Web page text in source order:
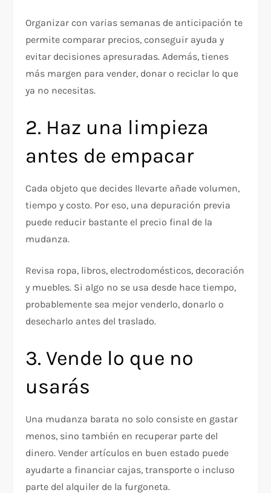
Organizar con varias semanas de anticipación te
permite comparar precios, conseguir ayuda y
evitar decisiones apresuradas. Además, tienes
más margen para vender, donar o reciclar lo que
ya no necesitas.
2. Haz una limpieza
antes de empacar
Cada objeto que decides llevarte añade volumen,
tiempo y costo. Por eso, una depuración previa
puede reducir bastante el precio final de la
mudanza.
Revisa ropa, libros, electrodomésticos, decoración
y muebles. Si algo no se usa desde hace tiempo,
probablemente sea mejor venderlo, donarlo o
desecharlo antes del traslado.
3. Vende lo que no
usarás
Una mudanza barata no solo consiste en gastar
menos, sino también en recuperar parte del
dinero. Vender artículos en buen estado puede
ayudarte a financiar cajas, transporte o incluso
parte del alquiler de la furgoneta.